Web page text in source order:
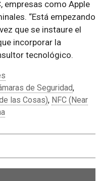
empresas como Apple
Está empezando
que se instaure el
incorporar la
tecnológico.
de Seguridad,
las Cosas), NFC (Near